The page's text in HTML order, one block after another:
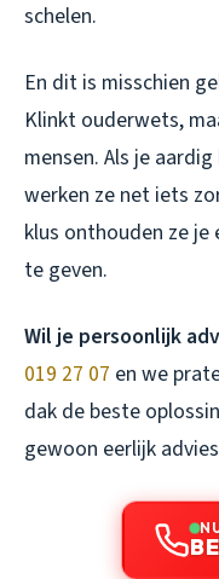
schelen.
En dit is misschien
Klinkt ouderwets,
mensen. Als je
werken ze net iets
klus onthouden ze
te geven.
Wil je persoonlijk
019 27 07 en we
dak de beste
gewoon eerlijk